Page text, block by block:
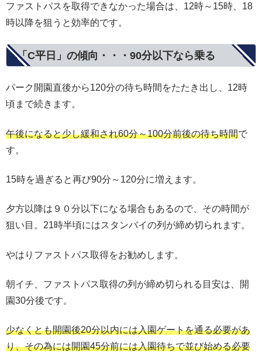
ファストパスを取得できなかった場合は、12時～15時、18
時以降を狙うと効率的です。
「C平日」の傾向・・・90分以下なら乗る
パーク開園直後から120分の待ち時間をたたき出し、12時
頃まで続きます。
午後になると少し緩和され60分～100分前後の待ち時間で
す。
15時を過ぎると再び90分～120分に増えます。
夕方以降は９０分以下になる場合もあるので、その時間が
狙い目。21時半頃にはスタンバイの列が締め切られます。
やはりファストパス取得をお勧めします。
朝イチ、ファストパス取得の列が締め切られる目安は、開
園30分後です。
少なくとも開園後20分以内には入園ゲートを通る必要があ
り、その為には開園45分前には入園待ちで並び始める必要